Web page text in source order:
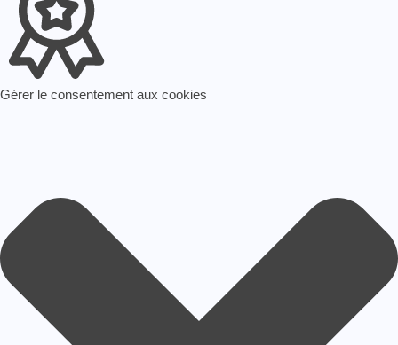
Gérer le consentement aux cookies